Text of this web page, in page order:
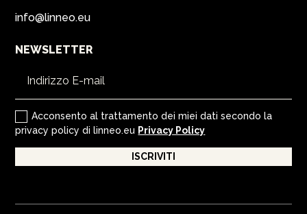
info@linneo.eu
NEWSLETTER
Acconsento al trattamento dei miei dati secondo la
privacy policy di linneo.eu Privacy Policy
ISCRIVITI